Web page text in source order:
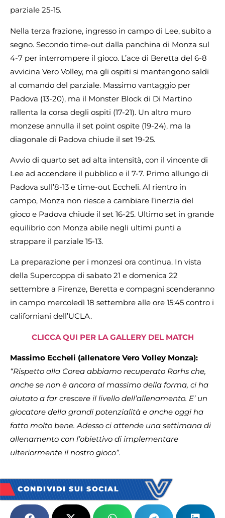
parziale 25-15.
Nella terza frazione, ingresso in campo di Lee, subito a
segno. Secondo time-out dalla panchina di Monza sul
4-7 per interrompere il gioco. L’ace di Beretta del 6-8
avvicina Vero Volley, ma gli ospiti si mantengono saldi
al comando del parziale. Massimo vantaggio per
Padova (13-20), ma il Monster Block di Di Martino
rallenta la corsa degli ospiti (17-21). Un altro muro
monzese annulla il set point ospite (19-24), ma la
diagonale di Padova chiude il set 19-25.
Avvio di quarto set ad alta intensità, con il vincente di
Lee ad accendere il pubblico e il 7-7. Primo allungo di
Padova sull’8-13 e time-out Eccheli. Al rientro in
campo, Monza non riesce a cambiare l’inerzia del
gioco e Padova chiude il set 16-25. Ultimo set in grande
equilibrio con Monza abile negli ultimi punti a
strappare il parziale 15-13.
La preparazione per i monzesi ora continua. In vista
della Supercoppa di sabato 21 e domenica 22
settembre a Firenze, Beretta e compagni scenderanno
in campo mercoledì 18 settembre alle ore 15:45 contro i
californiani dell’UCLA.
CLICCA QUI PER LA GALLERY DEL MATCH
Massimo Eccheli (allenatore Vero Volley Monza):
“Rispetto alla Corea abbiamo recuperato Rorhs che,
anche se non è ancora al massimo della forma, ci ha
aiutato a far crescere il livello dell’allenamento. E’ un
giocatore della grandi potenzialità e anche oggi ha
fatto molto bene. Adesso ci attende una settimana di
allenamento con l’obiettivo di implementare
ulteriormente il nostro gioco”.
CONDIVIDI SUI SOCIAL